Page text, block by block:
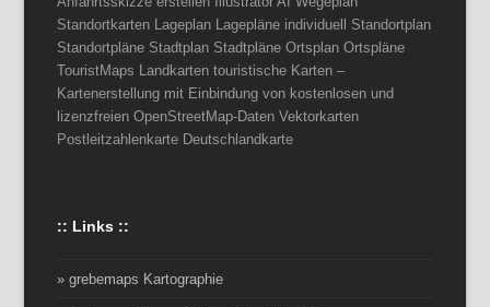
Standortkarten Lageplan Lagepläne individuell Standortplan
Standortpläne Stadtplan Stadtpläne Ortsplan Ortspläne
TouristMaps Landkarten touristische Karten –
Kartenerstellung mit Einbindung von kostenlosen und
lizenzfreien OpenStreetMap-Daten Vektorkarten
Postleitzahlenkarte Deutschlandkarte
:: Links ::
» grebemaps Kartographie